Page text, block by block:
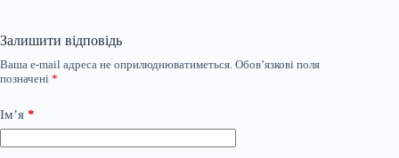
Залишити відповідь
Ваша e-mail адреса не оприлюднюватиметься. Обов’язкові поля
позначені *
Ім’я *